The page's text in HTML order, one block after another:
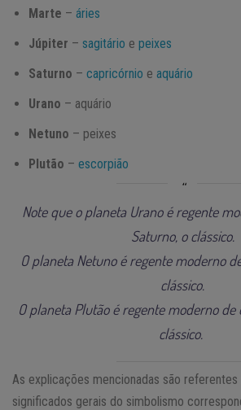
Marte – áries
Júpiter – sagitário e peixes
Saturno – capricórnio e aquário
Urano – aquário
Netuno – peixes
Plutão – escorpião
Note que o planeta Urano é regente
Saturno, o clássico.
O planeta Netuno é regente moderno
clássico.
O planeta Plutão é regente moderno de
clássico.
As explicações mencionadas são referentes
significados gerais do simbolismo